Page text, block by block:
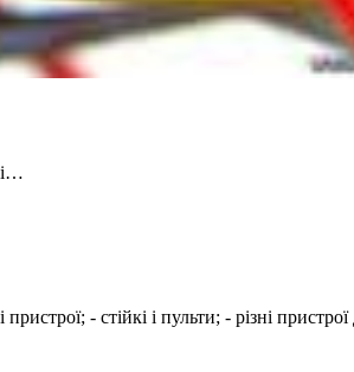
- стійкі і пульти; - різні пристрої